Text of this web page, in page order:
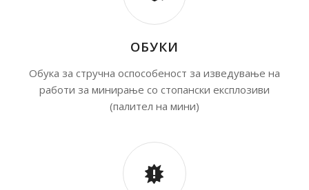
ОБУКИ
Обука за стручна оспособеност за изведување на
работи за минирање со стопански експлозиви
(палител на мини)